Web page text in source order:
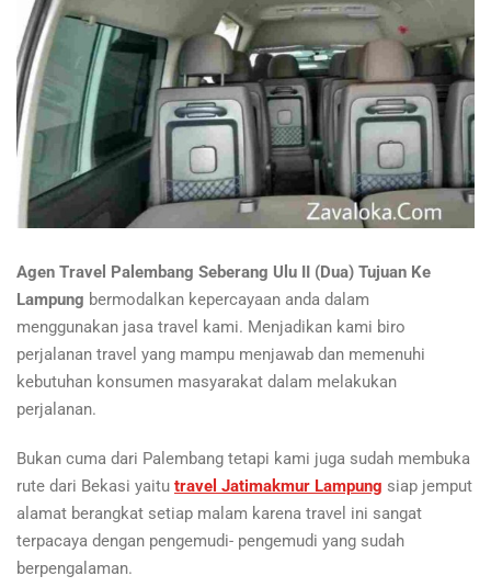
Agen Travel Palembang Seberang Ulu II (Dua) Tujuan Ke
Lampung bermodalkan kepercayaan anda dalam
menggunakan jasa travel kami. Menjadikan kami biro
perjalanan travel yang mampu menjawab dan memenuhi
kebutuhan konsumen masyarakat dalam melakukan
perjalanan.
Bukan cuma dari Palembang tetapi kami juga sudah membuka
rute dari Bekasi yaitu travel Jatimakmur Lampung siap jemput
alamat berangkat setiap malam karena travel ini sangat
terpacaya dengan pengemudi- pengemudi yang sudah
berpengalaman.